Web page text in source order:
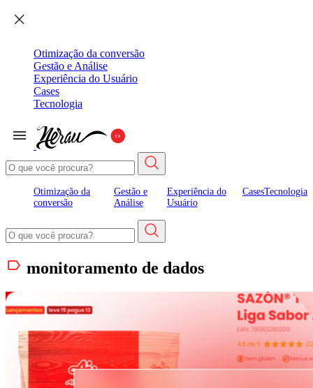
Otimização da conversão
Gestão e Análise
Experiência do Usuário
Cases
Tecnologia
Otimização da
conversão
Gestão e
Análise
Experiência do
Usuário
CasesTecnologia
monitoramento de dados